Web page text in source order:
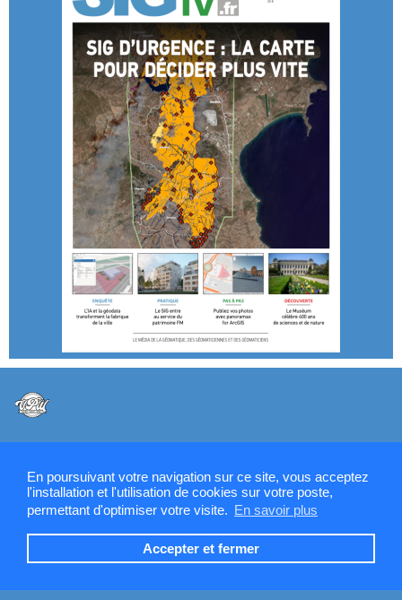
En poursuivant votre navigation sur ce site, vous acceptez
l'installation et l'utilisation de cookies sur votre poste,
permettant d'optimiser votre visite. En savoir plus
Accepter et fermer
Contactez la rédaction de SIGMAG & SIGTV